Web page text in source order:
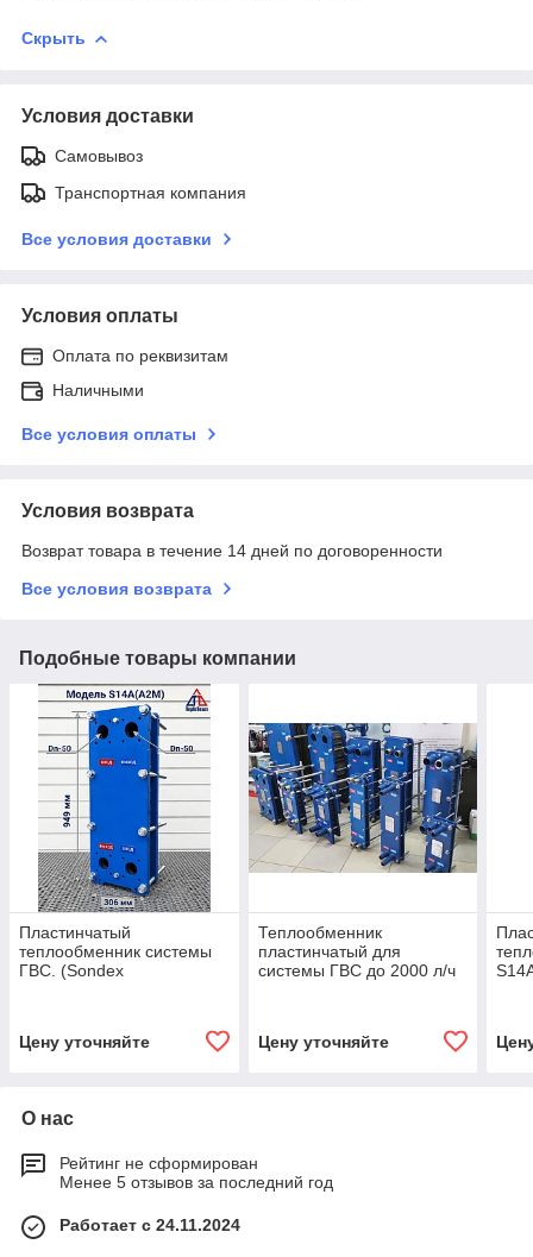
Скрыть
Условия доставки
Самовывоз
Транспортная компания
Все условия доставки
Условия оплаты
Оплата по реквизитам
Наличными
Все условия оплаты
Условия возврата
Возврат товара в течение 14 дней по договоренности
Все условия возврата
Подобные товары компании
Пластинчатый
теплообменник системы
ГВС. (Sondex
Цену уточняйте
Теплообменник
пластинчатый для
системы ГВС до 2000 л/ч
Цену уточняйте
О нас
Рейтинг не сформирован
Менее 5 отзывов за последний год
Работает с 24.11.2024